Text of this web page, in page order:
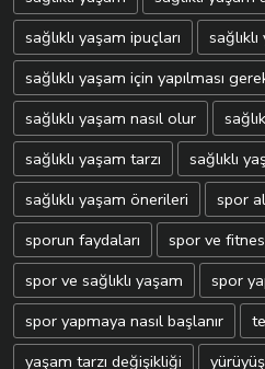
sağlıklı yaşam ipuçları
sağlıklı yaşam için yapılması
sağlıklı yaşam nasıl olur
sağlıklı yaşam tarzı
sağlıklı
sağlıklı yaşam önerileri
spor
sporun faydaları
spor ve
spor ve sağlıklı yaşam
spor
spor yapmaya nasıl başlanır
yaşam tarzı değişikliği